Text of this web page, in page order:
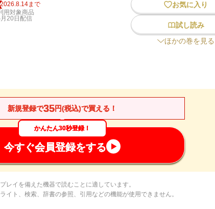
2026.8.14まで
用対象商品
20日 配信
お気に入り
試し読み
ほかの巻を見る
新規登録で35円(税込)で買える！
かんたん30秒登録！
今すぐ会員登録をする
イを備えた機器で読むことに適しています。
イト、検索、辞書の参照、引用などの機能が使用できません。